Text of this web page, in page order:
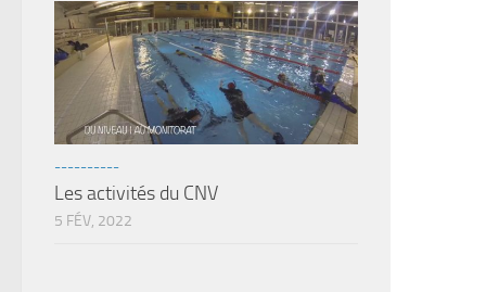
----------
Les activités du CNV
5 FÉV, 2022